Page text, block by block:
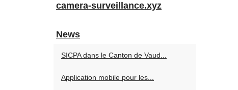
camera-surveillance.xyz
News
SICPA dans le Canton de Vaud...
Application mobile pour les...